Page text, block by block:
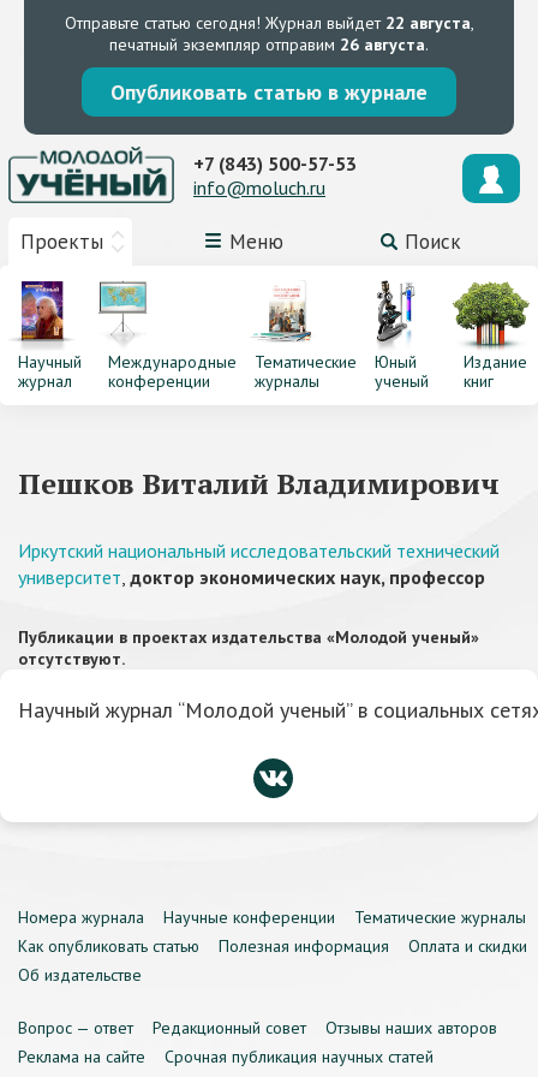
Отправьте статью сегодня! Журнал выйдет 22 августа,
печатный экземпляр отправим 26 августа.
Опубликовать статью в журнале
Проекты Меню Поиск
+7 (843) 500-57-53
info@moluch.ru
Научный
журнал
Международные
конференции
Тематические
журналы
Юный
ученый
Издание
книг
Пешков Виталий Владимирович
Иркутский национальный исследовательский технический
университет, доктор экономических наук, профессор
Публикации в проектах издательства «Молодой ученый»
отсутствуют.
Научный журнал “Молодой ученый” в социальных
Номера журнала Научные конференции
Тематические журналы
Как опубликовать статью
Полезная информация
Оплата и скидки
Об издательстве
Вопрос — ответ Редакционный совет
Отзывы наших авторов
Реклама на сайте
Срочная публикация научных статей